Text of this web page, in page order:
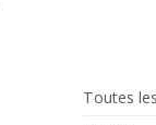
Toutes